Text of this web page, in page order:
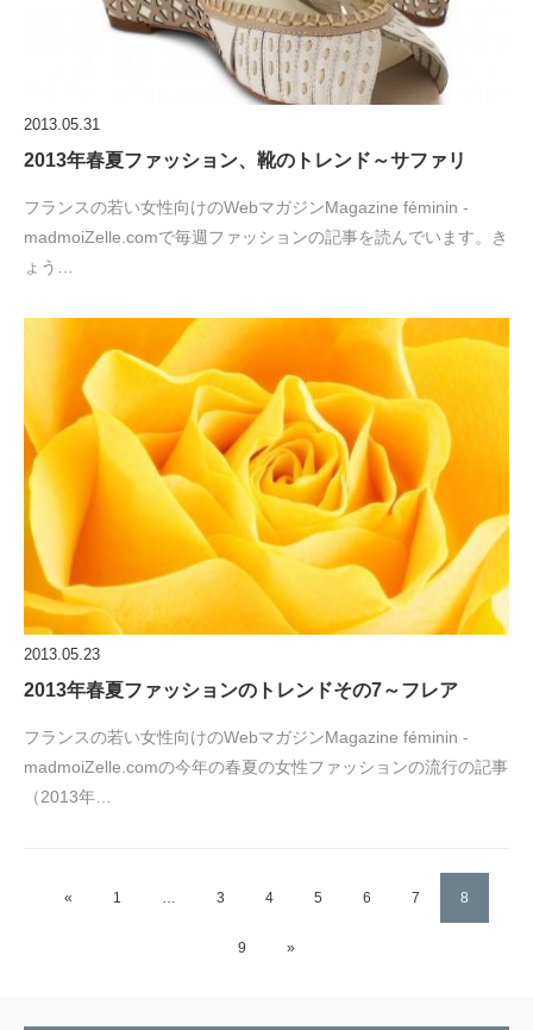
2013.05.31
2013年春夏ファッション、靴のトレンド～サファリ
フランスの若い女性向けのWebマガジンMagazine féminin -
madmoiZelle.comで毎週ファッションの記事を読んでいます。き
ょう…
2013.05.23
2013年春夏ファッションのトレンドその7～フレア
フランスの若い女性向けのWebマガジンMagazine féminin -
madmoiZelle.comの今年の春夏の女性ファッションの流行の記事
（2013年…
« 1 … 3 4 5 6 7 8
9 »